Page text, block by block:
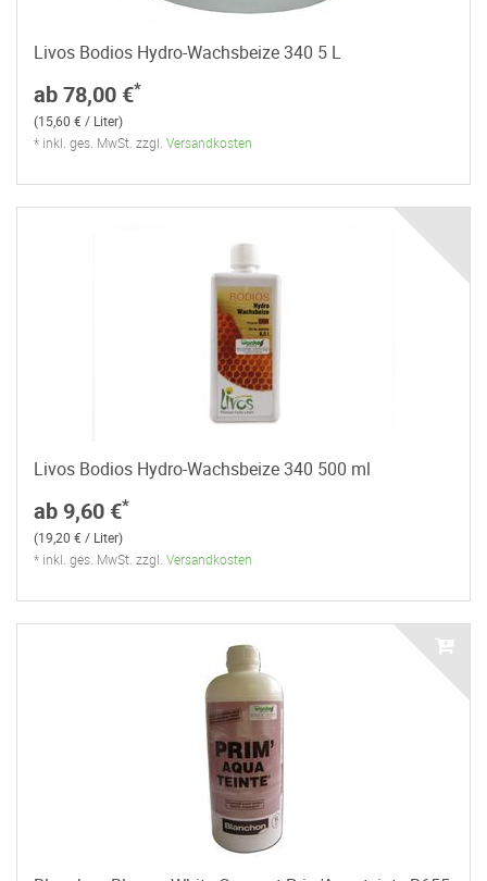
Livos Bodios Hydro-Wachsbeize 340 5 L
ab 78,00 €*
(15,60 € / Liter)
* inkl. ges. MwSt. zzgl. Versandkosten
Livos Bodios Hydro-Wachsbeize 340 500 ml
ab 9,60 €*
(19,20 € / Liter)
* inkl. ges. MwSt. zzgl. Versandkosten